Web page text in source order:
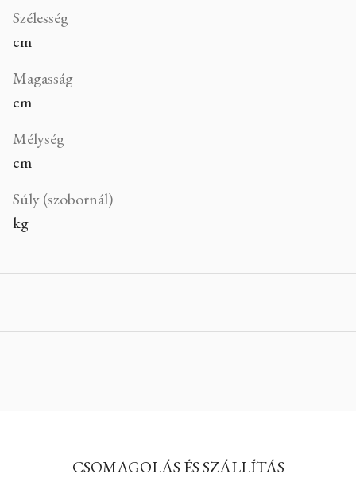
Szélesség
cm
Magasság
cm
Mélység
cm
Súly (szobornál)
kg
CSOMAGOLÁS ÉS SZÁLLÍTÁS